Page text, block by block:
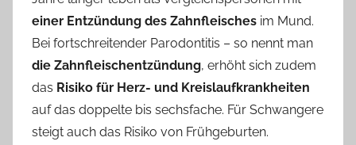
einer Entzündung des Zahnfleisches im Mund.
Bei fortschreitender Parodontitis – so nennt man
die Zahnfleischentzündung, erhöht sich zudem
das Risiko für Herz- und Kreislaufkrankheiten
auf das doppelte bis sechsfache. Für Schwangere
steigt auch das Risiko von Frühgeburten.